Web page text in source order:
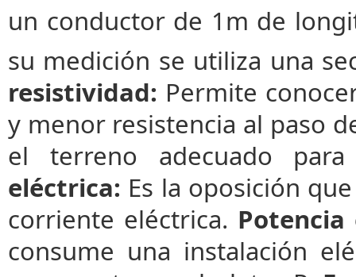
un conductor de 1m de
su medición se utiliza una
resistividad: Permite
y menor resistencia al paso
el terreno adecuado
eléctrica: Es la oposición
corriente eléctrica.
consume una instalación